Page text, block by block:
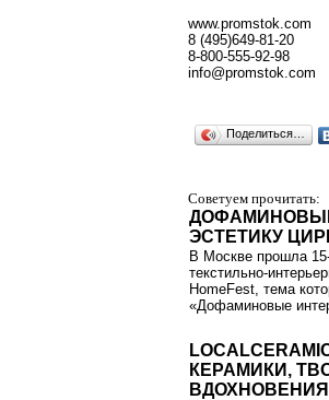
www.promstok.com
8 (495)649-81-20
8-800-555-92-98
info@promstok.com
Поделиться…
Советуем прочитать:
ЭСТЕТИКУ
В Москве прошла
HomeFest, тема
«Дофаминовые
КЕРАМИКИ,
ВДОХНОВЕНИЯ